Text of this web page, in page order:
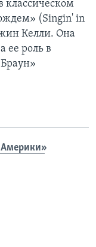
классическом
(Singin' in
Келли. Она
ее роль в
Америки»